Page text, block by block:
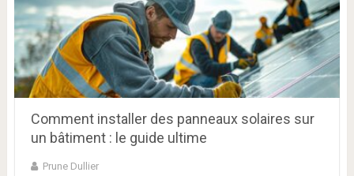
Comment installer des panneaux solaires sur
un bâtiment : le guide ultime
Prune Dullier